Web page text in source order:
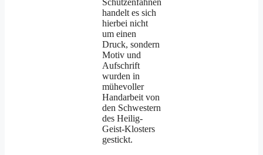
Schützenfahnen
handelt es sich
hierbei nicht
um einen
Druck, sondern
Motiv und
Aufschrift
wurden in
mühevoller
Handarbeit von
den Schwestern
des Heilig-
Geist-Klosters
gestickt.